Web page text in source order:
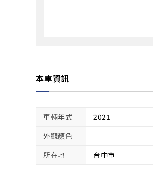
本車資訊
車輛年式 2021
外觀顏色
所在地
台中市